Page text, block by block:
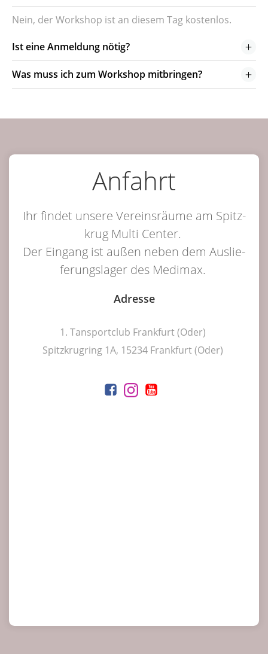
Nein, der Work­shop ist an die­sem Tag kostenlos.
Ist eine Anmel­dung nötig?
Was muss ich zum Work­shop mitbringen?
Anfahrt
Ihr fin­det unse­re Ver­eins­räu­me am Spitz­
krug Mul­ti Cen­ter.
Der Ein­gang ist außen neben dem Aus­lie­
fe­rungs­la­ger des Medimax.
Adres­se
1. Tans­port­club Frank­furt (Oder)
Spitz­krug­ring 1A, 15234 Frank­furt (Oder)